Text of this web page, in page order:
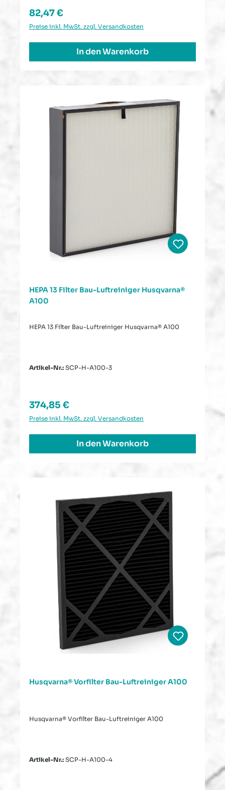
Regulärer Preis:
82,47 €
Preise inkl. MwSt. zzgl. Versandkosten
In den Warenkorb
HEPA 13 Filter Bau-Luftreiniger Husqvarna®
A100
HEPA 13 Filter Bau-Luftreiniger Husqvarna® A100
Artikel-Nr.: SCP-H-A100-3
Regulärer Preis:
374,85 €
Preise inkl. MwSt. zzgl. Versandkosten
In den Warenkorb
Husqvarna® Vorfilter Bau-Luftreiniger A100
Husqvarna® Vorfilter Bau-Luftreiniger A100
Artikel-Nr.: SCP-H-A100-4